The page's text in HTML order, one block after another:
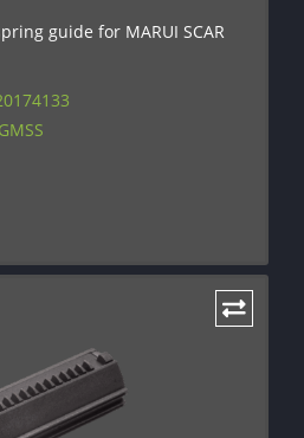
guide for MARUI SCAR
GMSS